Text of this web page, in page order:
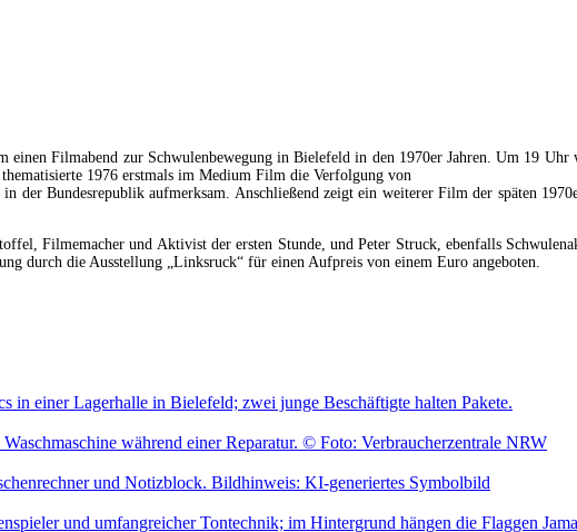
einen Filmabend zur Schwulenbewegung in Bielefeld in den 1970er Jahren. Um 19
1976 erstmals im Medium Film die Verfolgung von
Bundesrepublik aufmerksam. Anschließend zeigt ein weiterer Film der späten
Filmemacher und Aktivist der ersten Stunde, und Peter Struck, ebenfalls
die Ausstellung „Linksruck“ für einen Aufpreis von einem Euro angeboten.